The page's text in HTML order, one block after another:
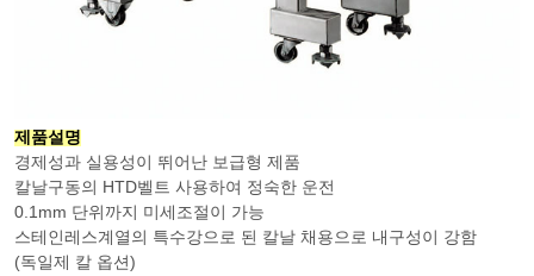
제품설명
경제성과 실용성이 뛰어난 보급형 제품
칼날구동의 HTD벨트 사용하여 정숙한 운전
0.1mm 단위까지 미세조절이 가능
스테인레스계열의 특수강으로 된 칼날 채용으로 내구성이 강함
(독일제 칼 옵션)